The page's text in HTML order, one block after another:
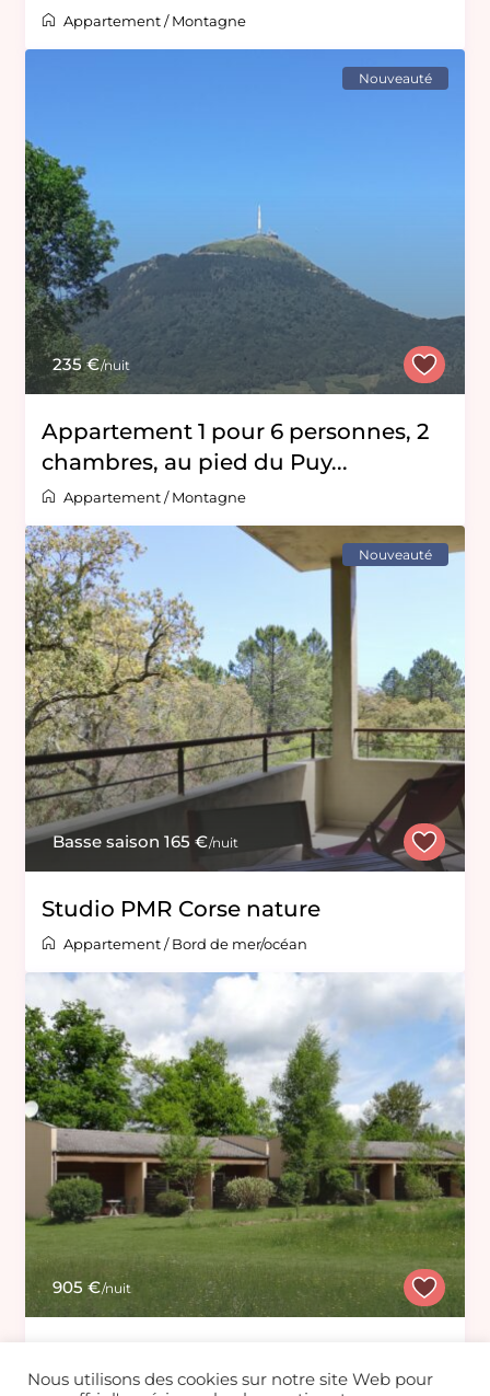
Appartement/Montagne
235 €/nuit
Nouveauté
Appartement 1 pour 6 personnes, 2
chambres, au pied du Puy...
Appartement/Montagne
Basse saison 165 €/nuit
Nouveauté
Studio PMR Corse nature
Appartement/Bord de mer/océan
905 €/nuit
des volcans d’Auvergne
Nous utilisons des cookies sur notre site Web pour